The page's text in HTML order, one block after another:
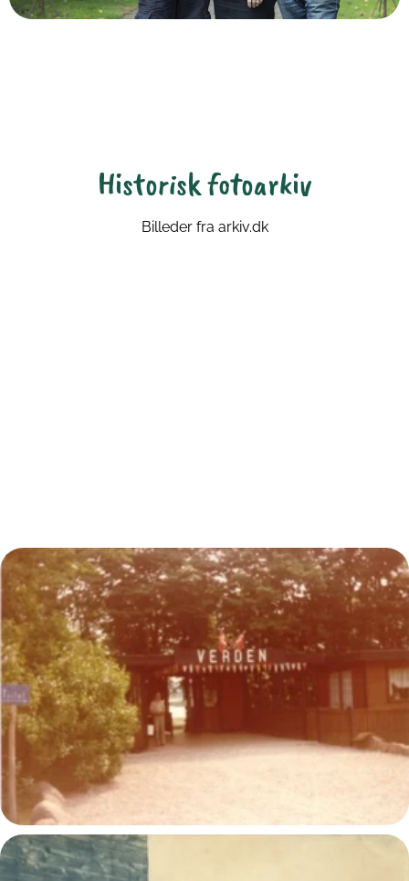
Historisk fotoarkiv
Billeder fra arkiv.dk